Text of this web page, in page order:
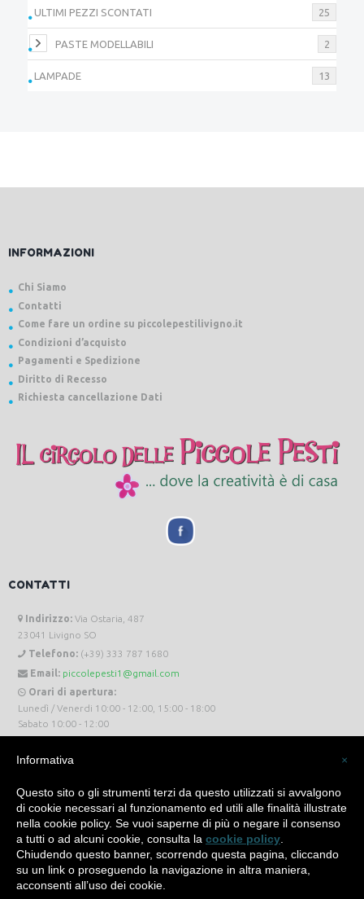
ULTIMI PEZZI SCONTATI 25
PASTE MODELLABILI 2
LAMPADE 13
INFORMAZIONI
Chi Siamo
Contatti
Come fare un ordine su piccolepestilivigno.it
Condizioni d’acquisto
Pagamenti e Spedizione
Diritto di Recesso
Richiesta cancellazione Dati
CONTATTI
Indirizzo: Via Ostaria, 487
23041 Livigno SO
Telefono: (+39) 333 787 1680
Email: piccolepesti1@gmail.com
Orari di apertura:
Lunedì / Venerdi 10:00 - 12:00, 15:00 - 18:00
Sabato 10:00 - 12:00
Piccole Pesti Livigno © 2024 Tutti i diritti riservati. -Privacy Policy-Cookie Policy
Made with bySìServices
×
Informativa
Questo sito o gli strumenti terzi da questo utilizzati si avvalgono
di cookie necessari al funzionamento ed utili alle finalità illustrate
nella cookie policy. Se vuoi saperne di più o negare il consenso
a tutti o ad alcuni cookie, consulta la cookie policy
Chiudendo questo banner, scorrendo questa pagina, cliccando
su un link o proseguendo la navigazione in altra maniera,
acconsenti all’uso dei cookie.